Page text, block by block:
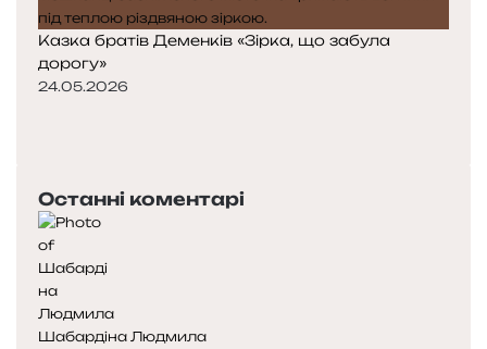
Казка братів Деменків «Зірка, що забула
дорогу»
24.05.2026
Останні коментарі
Шабардіна Людмила